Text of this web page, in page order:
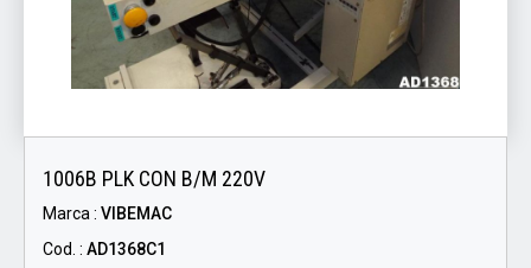
1006B PLK CON B/M 220V
Marca : VIBEMAC
Cod. : AD1368C1